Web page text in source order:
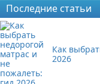
Последние статьи
Как
2026